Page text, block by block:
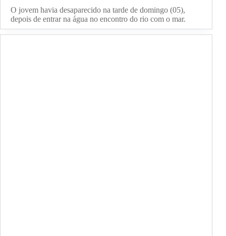
O jovem havia desaparecido na tarde de domingo (05),
depois de entrar na água no encontro do rio com o mar.